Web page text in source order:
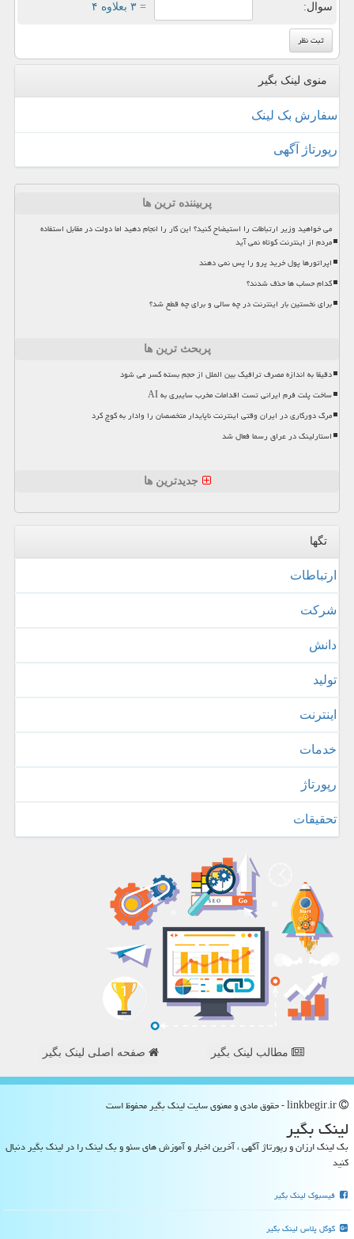
سوال: = ۳ بعلاوه ۴
منوی لینک بگیر
سفارش بک لینک
رپورتاژ آگهی
پربیننده ترین ها
می خواهید وزیر ارتباطات را استیضاح کنید؟ این کار را انجام دهید اما دولت در مقابل استفاده
مردم از اینترنت کوتاه نمی آید
اپراتورها پول خرید پرو را پس نمی دهند
کدام حساب ها حذف شدند؟
برای نخستین بار اینترنت در چه سالی و برای چه قطع شد؟
پربحث ترین ها
دقیقا به اندازه مصرف ترافیک بین الملل از حجم بسته کسر می شود
ساخت پلت فرم ایرانی تست اقدامات مخرب سایبری به AI
مرگ دورکاری در ایران وقتی اینترنت ناپایدار متخصصان را وادار به کوچ کرد
استارلینک در عراق رسما فعال شد
جدیدترین ها
تگها
ارتباطات
شركت
دانش
تولید
اینترنت
خدمات
رپورتاژ
تحقیقات
مطالب لینک بگیر صفحه اصلی لینک بگیر
لینك بگیر
بک لینک ارزان و رپورتاژ آگهی ، آخرین اخبار و آموزش های سئو و بک لینک را در لینک بگیر دنبال
کنید
فیسبوک لینک بگیر
گوگل پلاس لینک بگیر